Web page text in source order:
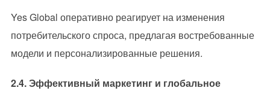
Yes Global оперативно реагирует на изменения
потребительского спроса, предлагая востребованные
модели и персонализированные решения.
2.4. Эффективный маркетинг и глобальное